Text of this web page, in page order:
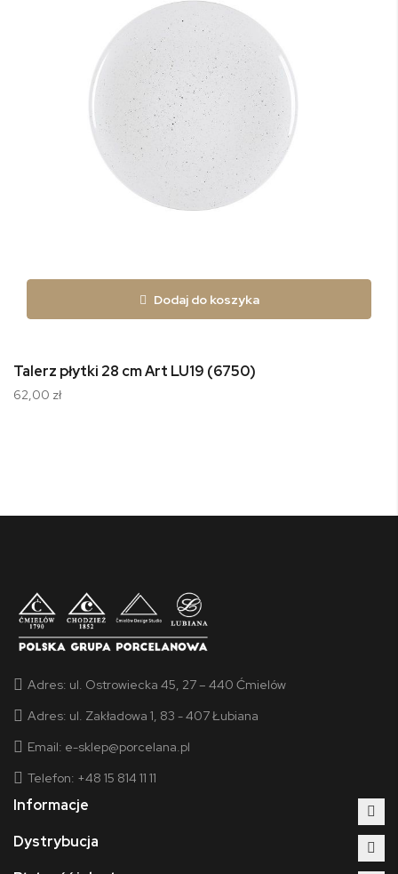
Dodaj do koszyka
Talerz płytki 28 cm Art LU19 (6750)
62,00 zł
Adres: ul. Ostrowiecka 45, 27 – 440 Ćmielów
Adres: ul. Zakładowa 1, 83 - 407 Łubiana
Email: e-sklep@porcelana.pl
Telefon: +48 15 814 11 11
Informacje
Dystrybucja